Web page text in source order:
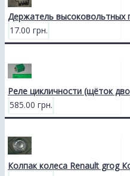
Держатель высоковольтных
17.00 грн.
Реле цикличности (щёток
585.00 грн.
Колпак колеса Renault grog